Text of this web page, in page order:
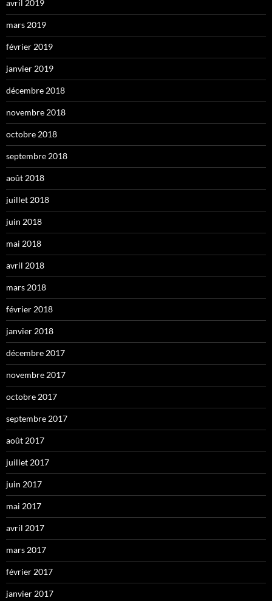
avril 2019
mars 2019
février 2019
janvier 2019
décembre 2018
novembre 2018
octobre 2018
septembre 2018
août 2018
juillet 2018
juin 2018
mai 2018
avril 2018
mars 2018
février 2018
janvier 2018
décembre 2017
novembre 2017
octobre 2017
septembre 2017
août 2017
juillet 2017
juin 2017
mai 2017
avril 2017
mars 2017
février 2017
janvier 2017